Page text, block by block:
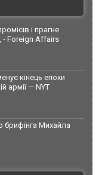
і прагне
- Foreign Affairs
кінець епохи
армії — NYT
брифінга Михайла